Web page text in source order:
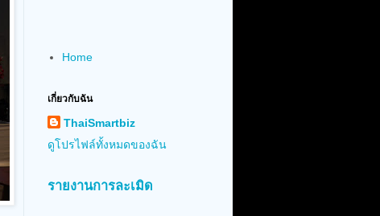
Home
เกี่ยวกับฉัน
ThaiSmartbiz
ดูโปรไฟล์ทั้งหมดของฉัน
รายงานการละเมิด